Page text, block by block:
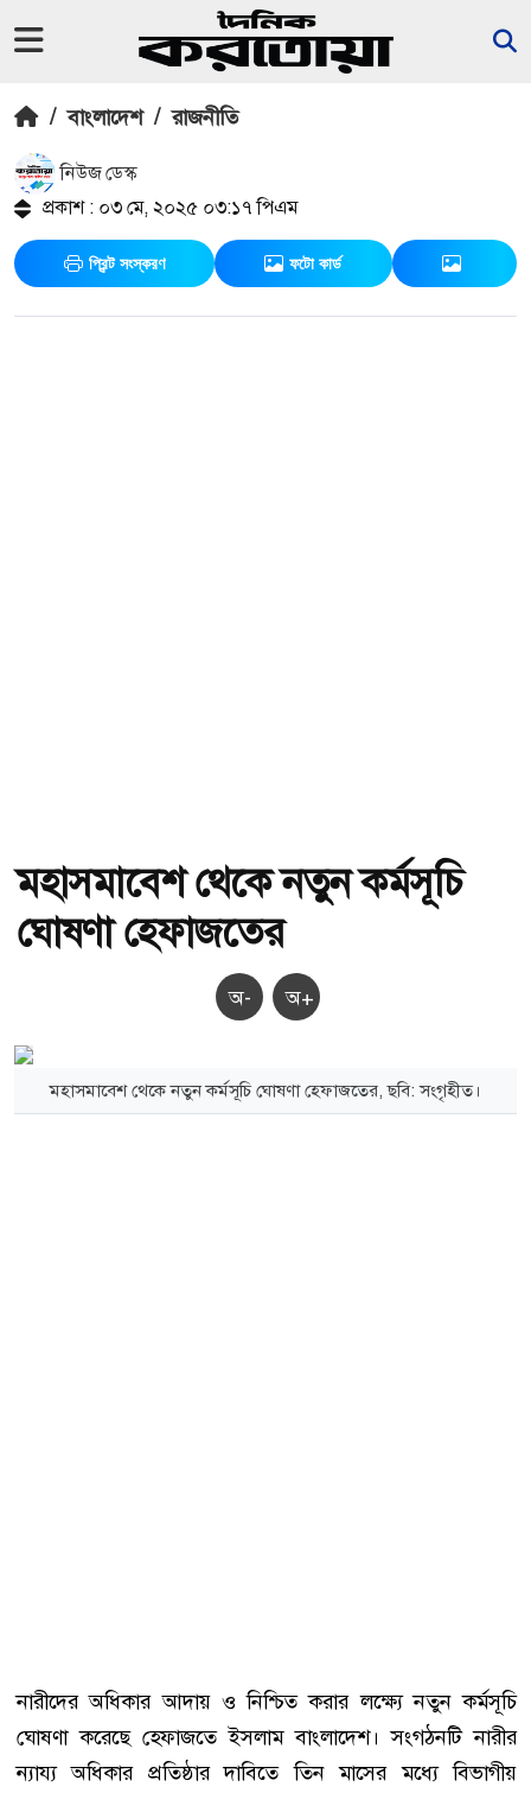
/ বাংলাদেশ / রাজনীতি
নিউজ ডেস্ক
প্রকাশ : ০৩ মে, ২০২৫ ০৩:১৭ পিএম
প্রিন্ট সংস্করণ ফটো কার্ড
মহাসমাবেশ থেকে নতুন কর্মসূচি
ঘোষণা হেফাজতের
অ- অ+
মহাসমাবেশ থেকে নতুন কর্মসূচি ঘোষণা হেফাজতের, ছবি: সংগৃহীত।
নারীদের অধিকার আদায় ও নিশ্চিত করার লক্ষ্যে নতুন কর্মসূচি
ঘোষণা করেছে হেফাজতে ইসলাম বাংলাদেশ। সংগঠনটি নারীর
ন্যায্য অধিকার প্রতিষ্ঠার দাবিতে তিন মাসের মধ্যে বিভাগীয়